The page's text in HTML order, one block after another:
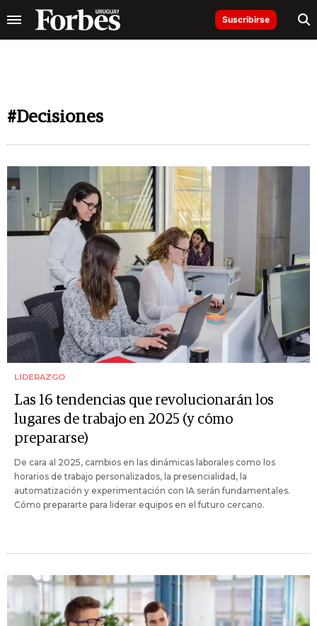
Suscribirse
#Decisiones
LIDERAZGO
Las 16 tendencias que revolucionarán los
lugares de trabajo en 2025 (y cómo
prepararse)
De cara al 2025, cambios en las dinámicas laborales como los
horarios de trabajo personalizados, la presencialidad, la
automatización y experimentación con IA serán fundamentales.
Cómo prepararte para liderar equipos en el futuro cercano.